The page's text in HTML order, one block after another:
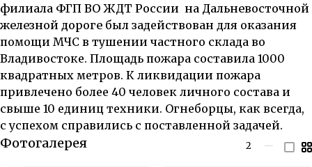
филиала ФГП ВО ЖДТ России на Дальневосточной
железной дороге был задействован для оказания
помощи МЧС в тушении частного склада во
Владивостоке. Площадь пожара составила 1000
квадратных метров. К ликвидации пожара
привлечено более 40 человек личного состава и
свыше 10 единиц техники. Огнеборцы, как всегда,
с успехом справились с поставленной задачей.
Фотогалерея 2 —